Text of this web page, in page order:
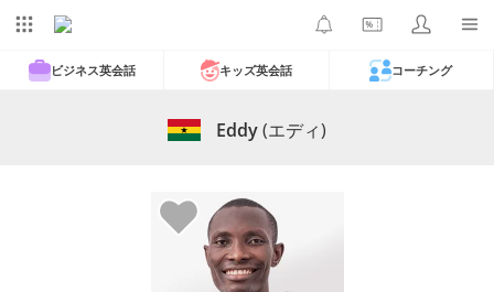
ビジネス英会話 キッズ英会話 コーチング
Eddy(エディ)